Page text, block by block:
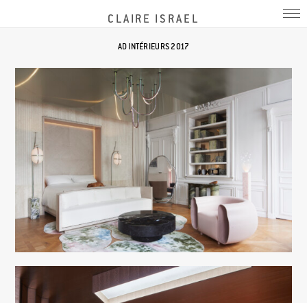
CLAIRE ISRAEL
AD INTÉRIEURS 2017